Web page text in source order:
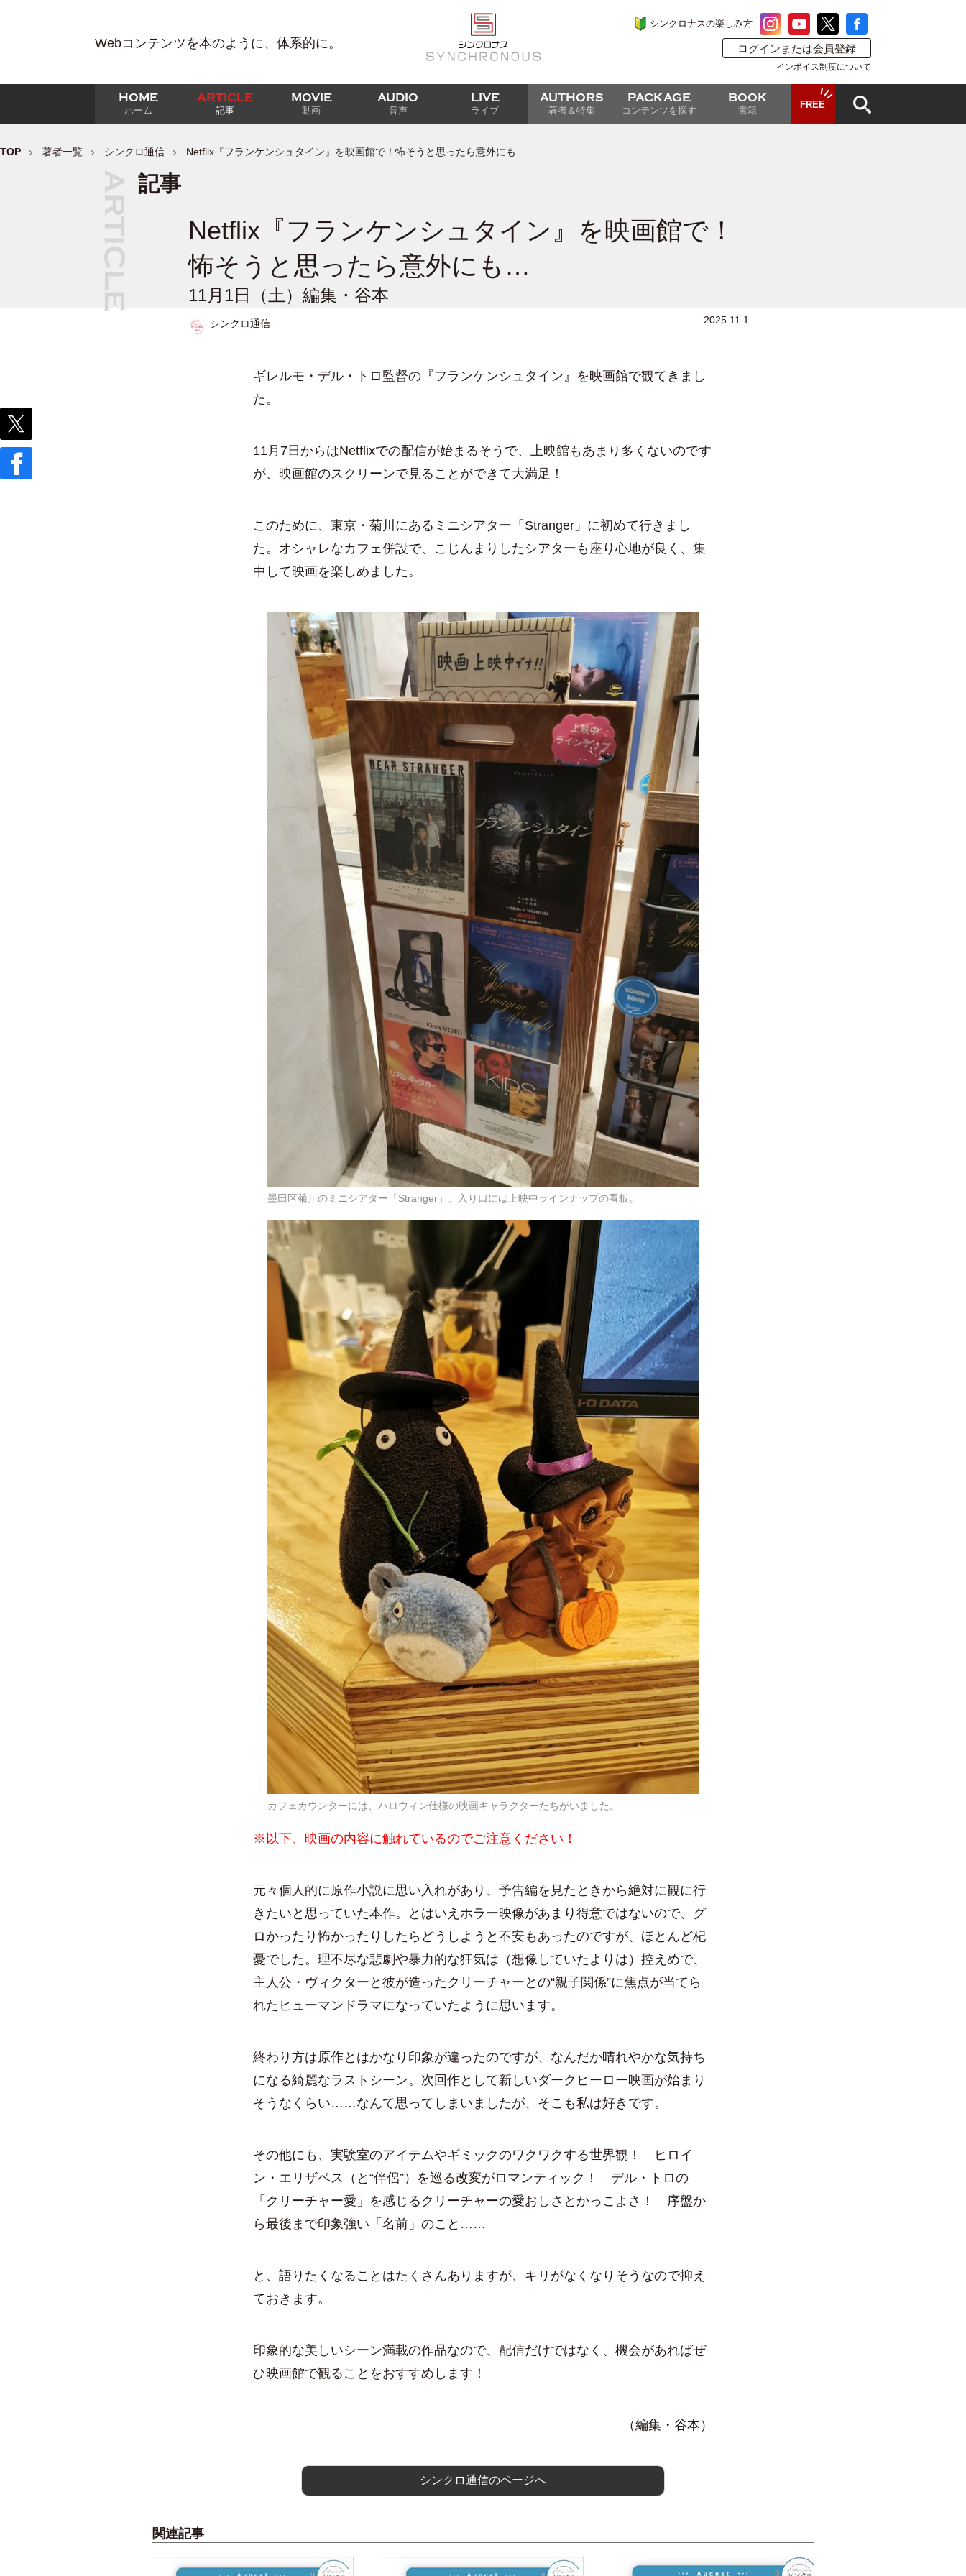
Webコンテンツを本のように、体系的に。
シンクロナスの楽しみ方
ログインまたは会員登録
インボイス制度について
HOME
ホーム
ARTICLE
記事
MOVIE
動画
AUDIO
音声
LIVE
ライブ
AUTHORS
著者＆特集
PACKAGE
コンテンツを探す
BOOK
書籍
FREE
TOP 著者一覧 シンクロ通信 Netflix『フランケンシュタイン』を映画館で！怖そうと思ったら意外にも…
記事
Netflix『フランケンシュタイン』を映画館で！
怖そうと思ったら意外にも…
11月1日（土）編集・谷本
シンクロ通信 2025.11.1
ギレルモ・デル・トロ監督の『フランケンシュタイン』を映画館で観てきまし
た。
11月7日からはNetflixでの配信が始まるそうで、上映館もあまり多くないのです
が、映画館のスクリーンで見ることができて大満足！
このために、東京・菊川にあるミニシアター「Stranger」に初めて行きまし
た。オシャレなカフェ併設で、こじんまりしたシアターも座り心地が良く、集
中して映画を楽しめました。
墨田区菊川のミニシアター「Stranger」、入り口には上映中ラインナップの看板。
カフェカウンターには、ハロウィン仕様の映画キャラクターたちがいました。
※以下、映画の内容に触れているのでご注意ください！
元々個人的に原作小説に思い入れがあり、予告編を見たときから絶対に観に行
きたいと思っていた本作。とはいえホラー映像があまり得意ではないので、グ
ロかったり怖かったりしたらどうしようと不安もあったのですが、ほとんど杞
憂でした。理不尽な悲劇や暴力的な狂気は（想像していたよりは）控えめで、
主人公・ヴィクターと彼が造ったクリーチャーとの“親子関係”に焦点が当てら
れたヒューマンドラマになっていたように思います。
終わり方は原作とはかなり印象が違ったのですが、なんだか晴れやかな気持ち
になる綺麗なラストシーン。次回作として新しいダークヒーロー映画が始まり
そうなくらい……なんて思ってしまいましたが、そこも私は好きです。
その他にも、実験室のアイテムやギミックのワクワクする世界観！ ヒロイ
ン・エリザベス（と“伴侶”）を巡る改変がロマンティック！ デル・トロの
「クリーチャー愛」を感じるクリーチャーの愛おしさとかっこよさ！ 序盤か
ら最後まで印象強い「名前」のこと……
と、語りたくなることはたくさんありますが、キリがなくなりそうなので抑え
ておきます。
印象的な美しいシーン満載の作品なので、配信だけではなく、機会があればぜ
ひ映画館で観ることをおすすめします！
（編集・谷本）
シンクロ通信のページへ
関連記事